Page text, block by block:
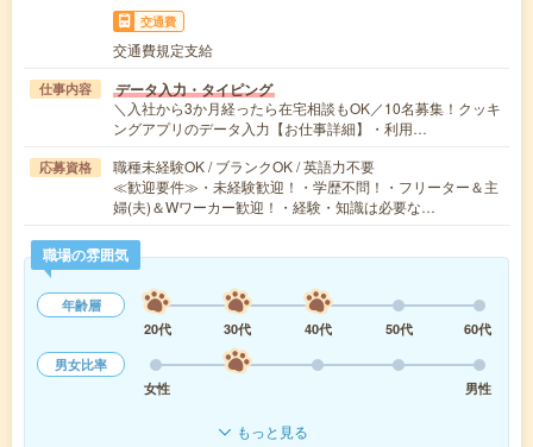
交通費
交通費規定支給
仕事内容 データ入力・タイピング
＼入社から3か月経ったら在宅相談もOK／10名募集！クッキ
ングアプリのデータ入力【お仕事詳細】・利用…
応募資格
職種未経験OK / ブランクOK / 英語力不要
≪歓迎要件≫・未経験歓迎！・学歴不問！・フリーター＆主
婦(夫)＆Wワーカー歓迎！・経験・知識は必要な…
職場の雰囲気
年齢層
20代
30代 40代 50代
60代
男女比率
女性
男性
もっと見る